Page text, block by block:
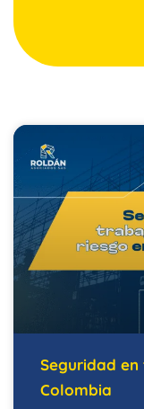
Seguridad
Colombia